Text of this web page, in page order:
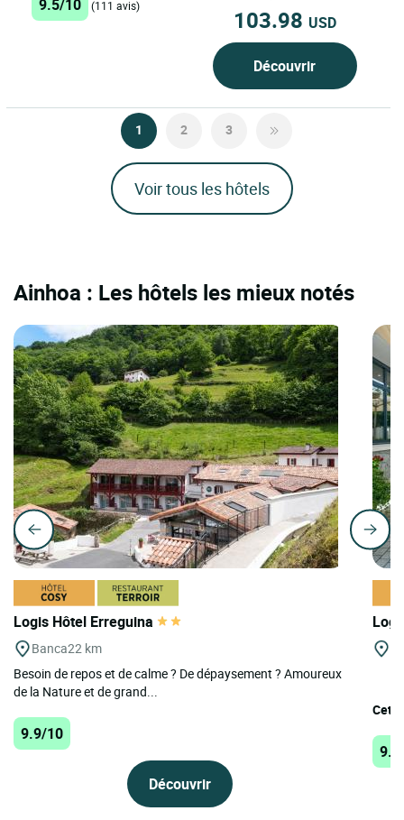
9.5/10 (111 avis) 103.98 USD
Découvrir
1 2 3
Voir tous les hôtels
Ainhoa : Les hôtels les mieux notés
Logis Hôtel Erreguina
Banca22 km
Besoin de repos et de calme ? De dépaysement ? Amoureux
de la Nature et de grand...
9.9/10
Découvrir
Cet